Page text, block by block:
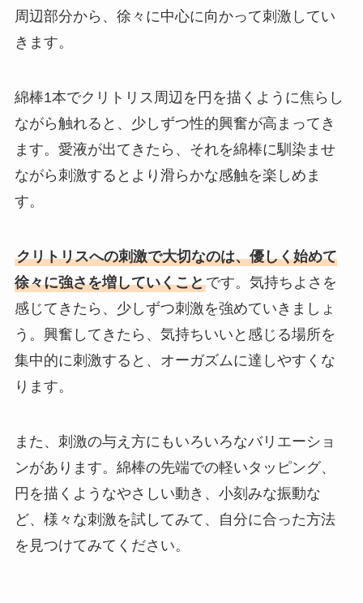
周辺部分から、徐々に中心に向かって刺激してい
きます。
綿棒1本でクリトリス周辺を円を描くように焦らし
ながら触れると、少しずつ性的興奮が高まってき
ます。愛液が出てきたら、それを綿棒に馴染ませ
ながら刺激するとより滑らかな感触を楽しめま
す。
クリトリスへの刺激で大切なのは、優しく始めて
徐々に強さを増していくことです。気持ちよさを
感じてきたら、少しずつ刺激を強めていきましょ
う。興奮してきたら、気持ちいいと感じる場所を
集中的に刺激すると、オーガズムに達しやすくな
ります。
また、刺激の与え方にもいろいろなバリエーショ
ンがあります。綿棒の先端での軽いタッピング、
円を描くようなやさしい動き、小刻みな振動な
ど、様々な刺激を試してみて、自分に合った方法
を見つけてみてください。